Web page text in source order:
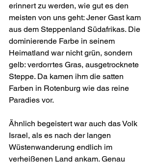
erinnert zu werden, wie gut es den
meisten von uns geht: Jener Gast kam
aus dem Steppenland Südafrikas. Die
dominierende Farbe in seinem
Heimatland war nicht grün, sondern
gelb: verdorrtes Gras, ausgetrocknete
Steppe. Da kamen ihm die satten
Farben in Rotenburg wie das reine
Paradies vor.
Ähnlich begeistert war auch das Volk
Israel, als es nach der langen
Wüstenwanderung endlich im
verheißenen Land ankam. Genau